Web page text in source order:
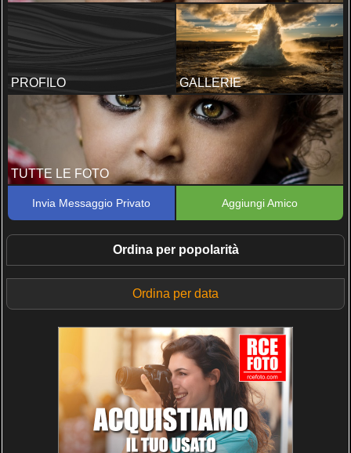
PROFILO GALLERIE
TUTTE LE FOTO
Invia Messaggio Privato Aggiungi Amico
Ordina per popolarità
Ordina per data